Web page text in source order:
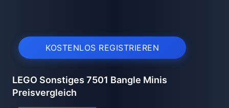
KOSTENLOS REGISTRIEREN
LEGO Sonstiges 7501 Bangle Minis
Preisvergleich